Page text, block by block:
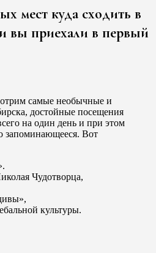
мест куда сходить в
вы приехали в первый
самые необычные и
достойные посещения
на один день и при этом
запоминающееся. Вот
Чудотворца,
культуры.